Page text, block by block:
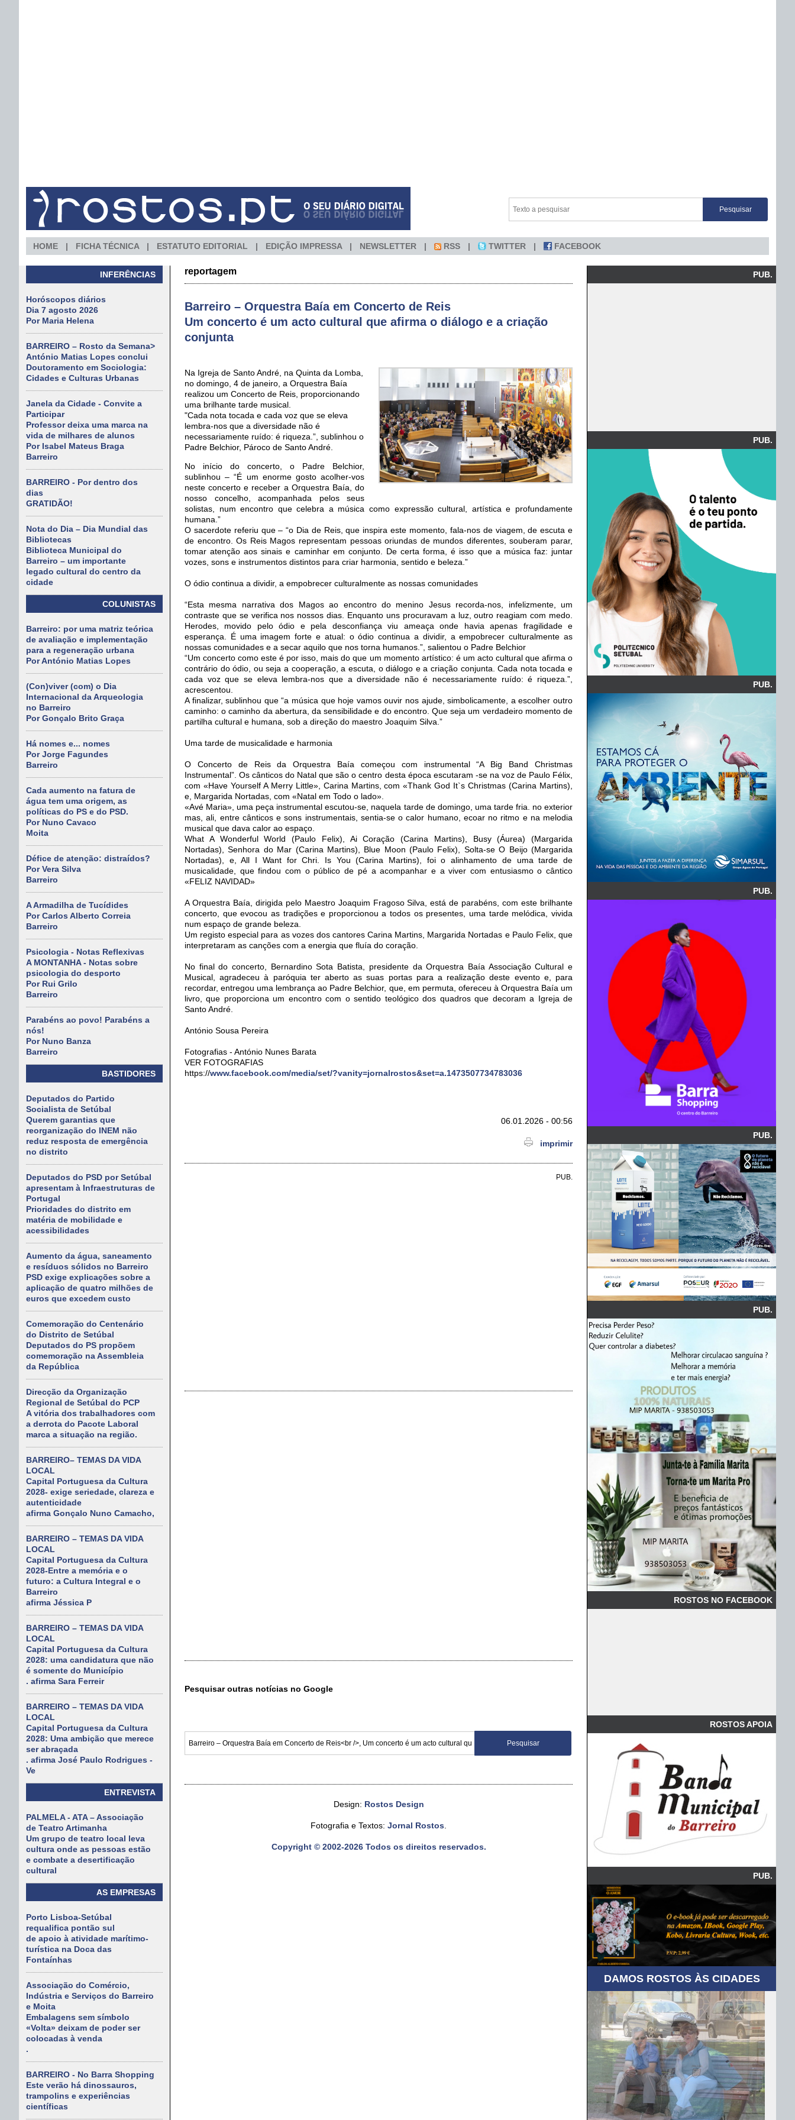
HOME FICHA TÉCNICA ESTATUTO EDITORIAL EDIÇÃO IMPRESSA NEWSLETTER RSS TWITTER FACEBOOK
INFERÊNCIAS
Horóscopos diários
Dia 7 agosto 2026
Por Maria Helena
BARREIRO – Rosto da Semana>
António Matias Lopes conclui
Doutoramento em Sociologia:
Cidades e Culturas Urbanas
Janela da Cidade - Convite a
Participar
Professor deixa uma marca na
vida de milhares de alunos
Por Isabel Mateus Braga
Barreiro
BARREIRO - Por dentro dos
dias
GRATIDÃO!
Nota do Dia – Dia Mundial das
Bibliotecas
Biblioteca Municipal do
Barreiro – um importante
legado cultural do centro da
cidade
COLUNISTAS
Barreiro: por uma matriz teórica
de avaliação e implementação
para a regeneração urbana
Por António Matias Lopes
(Con)viver (com) o Dia
Internacional da Arqueologia
no Barreiro
Por Gonçalo Brito Graça
Há nomes e... nomes
Por Jorge Fagundes
Barreiro
Cada aumento na fatura de
água tem uma origem, as
políticas do PS e do PSD.
Por Nuno Cavaco
Moita
Défice de atenção: distraídos?
Por Vera Silva
Barreiro
A Armadilha de Tucídides
Por Carlos Alberto Correia
Barreiro
Psicologia - Notas Reflexivas
A MONTANHA - Notas sobre
psicologia do desporto
Por Rui Grilo
Barreiro
Parabéns ao povo! Parabéns a
nós!
Por Nuno Banza
Barreiro
BASTIDORES
Deputados do Partido
Socialista de Setúbal
Querem garantias que
reorganização do INEM não
reduz resposta de emergência
no distrito
Deputados do PSD por Setúbal
apresentam à Infraestruturas de
Portugal
Prioridades do distrito em
matéria de mobilidade e
acessibilidades
Aumento da água, saneamento
e resíduos sólidos no Barreiro
PSD exige explicações sobre a
aplicação de quatro milhões de
euros que excedem custo
Comemoração do Centenário
do Distrito de Setúbal
Deputados do PS propõem
comemoração na Assembleia
da República
Direcção da Organização
Regional de Setúbal do PCP
A vitória dos trabalhadores com
a derrota do Pacote Laboral
marca a situação na região.
BARREIRO– TEMAS DA VIDA
LOCAL
Capital Portuguesa da Cultura
2028- exige seriedade, clareza e
autenticidade
afirma Gonçalo Nuno Camacho,
BARREIRO – TEMAS DA VIDA
LOCAL
Capital Portuguesa da Cultura
2028-Entre a memória e o
futuro: a Cultura Integral e o
Barreiro
afirma Jéssica P
BARREIRO – TEMAS DA VIDA
LOCAL
Capital Portuguesa da Cultura
2028: uma candidatura que não
é somente do Município
. afirma Sara Ferreir
BARREIRO – TEMAS DA VIDA
LOCAL
Capital Portuguesa da Cultura
2028: Uma ambição que merece
ser abraçada
. afirma José Paulo Rodrigues -
Ve
ENTREVISTA
PALMELA - ATA – Associação
de Teatro Artimanha
Um grupo de teatro local leva
cultura onde as pessoas estão
e combate a desertificação
cultural
AS EMPRESAS
Porto Lisboa-Setúbal
requalifica pontão sul
de apoio à atividade marítimo-
turística na Doca das
Fontaínhas
Associação do Comércio,
Indústria e Serviços do Barreiro
e Moita
Embalagens sem símbolo
«Volta» deixam de poder ser
colocadas à venda
.
BARREIRO - No Barra Shopping
Este verão há dinossauros,
trampolins e experiências
científicas
reportagem
Barreiro – Orquestra Baía em Concerto de Reis
Um concerto é um acto cultural que afirma o diálogo e a criação
conjunta
Na Igreja de Santo André, na Quinta da Lomba,
no domingo, 4 de janeiro, a Orquestra Baía
realizou um Concerto de Reis, proporcionando
uma brilhante tarde musical.
"Cada nota tocada e cada voz que se eleva
lembra-nos que a diversidade não é
necessariamente ruído: é riqueza.”, sublinhou o
Padre Belchior, Pároco de Santo André.
No início do concerto, o Padre Belchior,
sublinhou – “É um enorme gosto acolher-vos
neste concerto e receber a Orquestra Baía, do
nosso concelho, acompanhada pelos seus
solistas, num encontro que celebra a música como expressão cultural, artística e profundamente
humana.”
O sacerdote referiu que – “o Dia de Reis, que inspira este momento, fala-nos de viagem, de escuta e
de encontro. Os Reis Magos representam pessoas oriundas de mundos diferentes, souberam parar,
tomar atenção aos sinais e caminhar em conjunto. De certa forma, é isso que a música faz: juntar
vozes, sons e instrumentos distintos para criar harmonia, sentido e beleza.”
O ódio continua a dividir, a empobrecer culturalmente as nossas comunidades
“Esta mesma narrativa dos Magos ao encontro do menino Jesus recorda-nos, infelizmente, um
contraste que se verifica nos nossos dias. Enquanto uns procuravam a luz, outro reagiam com medo.
Herodes, movido pelo ódio e pela desconfiança viu ameaça onde havia apenas fragilidade e
esperança. É uma imagem forte e atual: o ódio continua a dividir, a empobrecer culturalmente as
nossas comunidades e a secar aquilo que nos torna humanos.”, salientou o Padre Belchior
“Um concerto como este é por isso, mais do que um momento artístico: é um acto cultural que afirma o
contrário do ódio, ou seja a cooperação, a escuta, o diálogo e a criação conjunta. Cada nota tocada e
cada voz que se eleva lembra-nos que a diversidade não é necessariamente ruído: é riqueza.”,
acrescentou.
A finalizar, sublinhou que “a música que hoje vamos ouvir nos ajude, simbolicamente, a escolher outro
caminho: o caminho da abertura, da sensibilidade e do encontro. Que seja um verdadeiro momento de
partilha cultural e humana, sob a direção do maestro Joaquim Silva.”
Uma tarde de musicalidade e harmonia
O Concerto de Reis da Orquestra Baía começou com instrumental “A Big Band Christmas
Instrumental”. Os cânticos do Natal que são o centro desta época escutaram -se na voz de Paulo Félix,
com «Have Yourself A Merry Little», Carina Martins, com «Thank God It`s Christmas (Carina Martins),
e, Margarida Nortadas, com «Natal em Todo o lado».
«Avé Maria», uma peça instrumental escutou-se, naquela tarde de domingo, uma tarde fria. no exterior
mas, ali, entre cânticos e sons instrumentais, sentia-se o calor humano, ecoar no ritmo e na melodia
musical que dava calor ao espaço.
What A Wonderful World (Paulo Felix), Ai Coração (Carina Martins), Busy (Áurea) (Margarida
Nortadas), Senhora do Mar (Carina Martins), Blue Moon (Paulo Felix), Solta-se O Beijo (Margarida
Nortadas), e, All I Want for Chri. Is You (Carina Martins), foi o alinhamento de uma tarde de
musicalidade, que findou com o público de pé a acompanhar e a viver com entusiasmo o cântico
«FELIZ NAVIDAD»
A Orquestra Baía, dirigida pelo Maestro Joaquim Fragoso Silva, está de parabéns, com este brilhante
concerto, que evocou as tradições e proporcionou a todos os presentes, uma tarde melódica, vivida
num espaço de grande beleza.
Um registo especial para as vozes dos cantores Carina Martins, Margarida Nortadas e Paulo Felix, que
interpretaram as canções com a energia que fluía do coração.
No final do concerto, Bernardino Sota Batista, presidente da Orquestra Baía Associação Cultural e
Musical, agradeceu à paróquia ter aberto as suas portas para a realização deste evento e, para
recordar, entregou uma lembrança ao Padre Belchior, que, em permuta, ofereceu à Orquestra Baía um
livro, que proporciona um encontro com o sentido teológico dos quadros que decoram a Igreja de
Santo André.
António Sousa Pereira
Fotografias - António Nunes Barata
VER FOTOGRAFIAS
https://www.facebook.com/media/set/?vanity=jornalrostos&set=a.1473507734783036
06.01.2026 - 00:56
imprimir
PUB.
Pesquisar outras notícias no Google
Design: Rostos Design
Fotografia e Textos: Jornal Rostos
Copyright © 2002-2026 Todos os direitos reservados.
PUB.
PUB.
PUB.
PUB.
PUB.
PUB.
ROSTOS NO FACEBOOK
ROSTOS APOIA
PUB.
DAMOS ROSTOS ÀS CIDADES